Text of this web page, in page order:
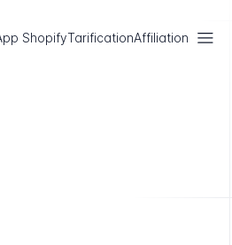
ShopifyTarificationAffiliation